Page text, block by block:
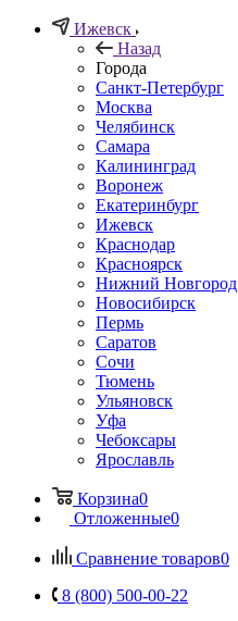
Ижевск
Назад
Города
Санкт-Петербург
Москва
Челябинск
Самара
Калининград
Воронеж
Екатеринбург
Ижевск
Краснодар
Красноярск
Нижний Новгород
Новосибирск
Пермь
Саратов
Сочи
Тюмень
Ульяновск
Уфа
Чебоксары
Ярославль
Корзина0
Отложенные0
Сравнение товаров0
8 (800) 500-00-22